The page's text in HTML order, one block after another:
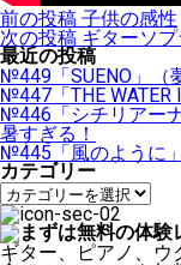
投
稿
ナ
ビ
ゲ
ー
シ
ョ
ン
前の投稿 子供の感性
次の投稿 ギターソ
最近の投稿
№449「SUENO」（
№447「THE WATER
№446「シチリアーナ
暑すぎる！
№445「風のように」
カテゴリー
カ
テ
ゴ
リ
ギター、ピアノ、ウ